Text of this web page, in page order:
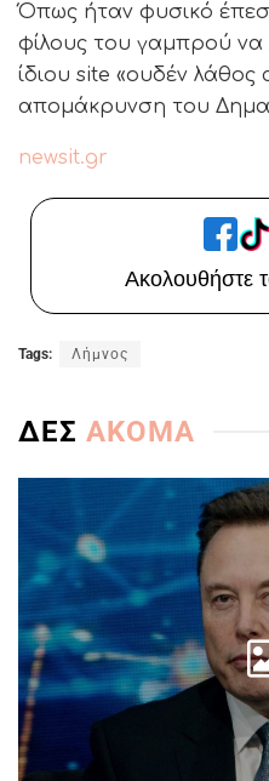
Όπως ήταν φυσικό
φίλους του γαμπρού
ίδιου site «ουδέν λάθος
απομάκρυνση του
newsit.gr
Ακολουθήστε
Tags: Λήμνος
ΔΕΣ ΑΚΟΜΑ